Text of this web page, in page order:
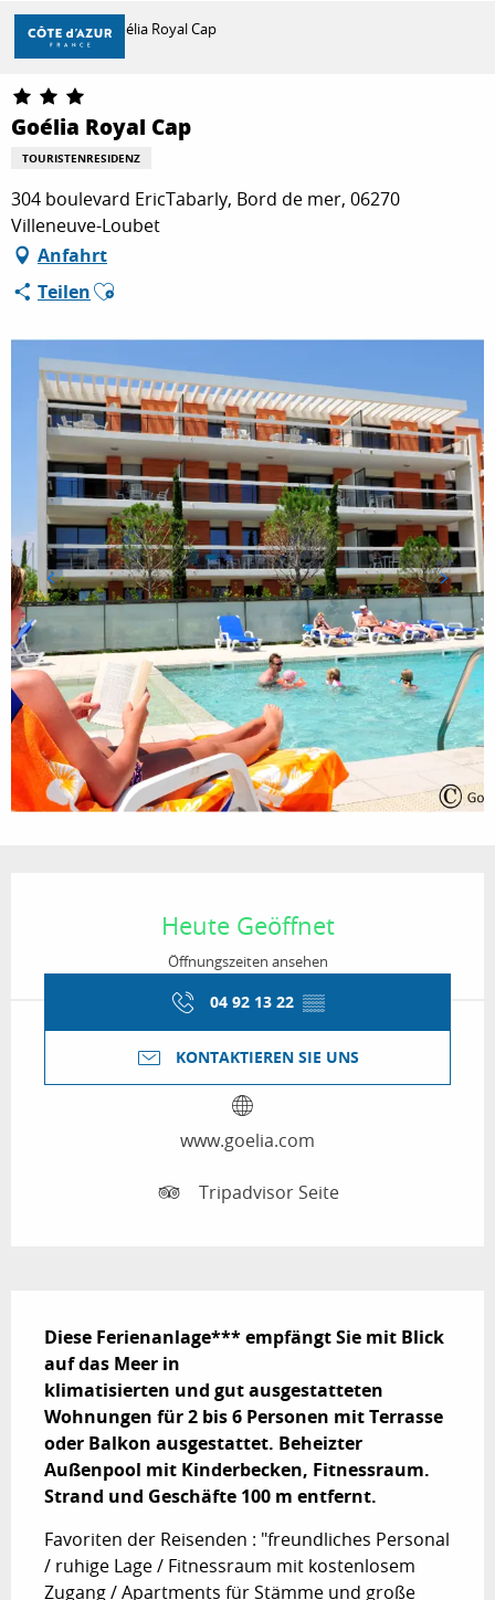
Aller
contenu
principal
ENTDECKEN
ZU TUN
AUFENTHALT
Startseite Goélia Royal Cap
Goélia Royal Cap
TOURISTENRESIDENZ
304 boulevard EricTabarly, Bord de mer, 06270
Villeneuve-Loubet
Anfahrt
TeilenAjouter aux favoris
Heute Geöffnet
Öffnungszeiten ansehen
04 92 13 22 ▒▒
KONTAKTIEREN SIE UNS
www.goelia.com
Tripadvisor Seite
Diese Ferienanlage*** empfängt Sie mit Blick
auf das Meer in
klimatisierten und gut ausgestatteten
Wohnungen für 2 bis 6 Personen mit Terrasse
oder Balkon ausgestattet. Beheizter
Außenpool mit Kinderbecken, Fitnessraum.
Strand und Geschäfte 100 m entfernt.
Favoriten der Reisenden : "freundliches Personal
/ ruhige Lage / Fitnessraum mit kostenlosem
Zugang / Apartments für Stämme und große